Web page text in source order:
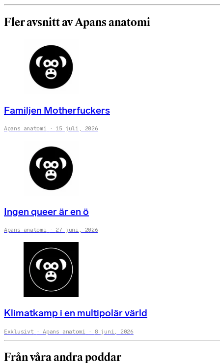
Fler avsnitt av Apans anatomi
Familjen Motherfuckers
Apans anatomi 15 juli, 2026
Ingen queer är en ö
Apans anatomi 27 juni, 2026
Klimatkamp i en multipolär värld
Exklusivt Apans anatomi 8 juni, 2026
Från våra andra poddar